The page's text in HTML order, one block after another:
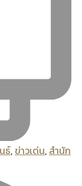
ธ์, ข่าวเด่น, สํานัก